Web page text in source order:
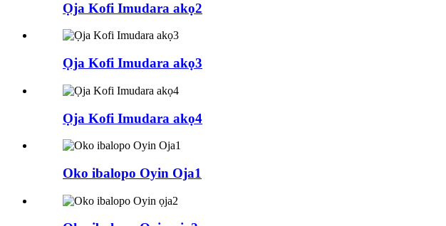
Ọja Kofi Imudara akọ2
Ọja Kofi Imudara akọ3
Ọja Kofi Imudara akọ4
Oko ibalopo Oyin Oja1